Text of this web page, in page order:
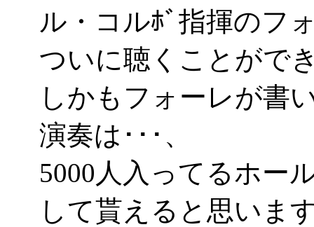
ル・コルﾎﾞ指揮のフ
ついに聴くことがで
しかもフォーレが書
演奏は･･･、
5000人入ってるホー
して貰えると思いま